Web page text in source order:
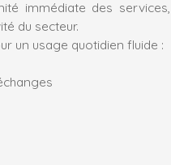
immédiate des services,
du secteur.
un usage quotidien fluide :